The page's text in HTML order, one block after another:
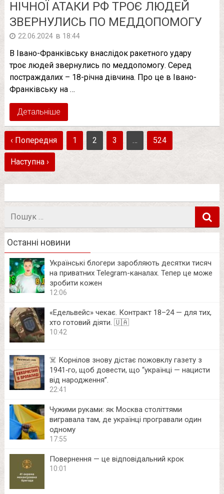
НІЧНОЇ АТАКИ РФ ТРОЄ ЛЮДЕЙ
ЗВЕРНУЛИСЬ ПО МЕДДОПОМОГУ
22.06.2024 в 18:44
В Івано-Франківську внаслідок ракетного удару
троє людей звернулись по меддопомогу. Серед
постраждалих – 18-річна дівчина. Про це в Івано-
Франківську на …
Детальніше
‹ Попередня 1 2 3 … 524
Наступна ›
Пошук
Останні новини
Українські блогери заробляють десятки тисяч
на приватних Telegram-каналах. Тепер це може
зробити кожен
12:06
«Едельвейс» чекає. Контракт 18–24 — для тих,
хто готовий діяти. 🇺🇦
10:42
☠️ Корнілов знову дістає пожовклу газету з
1941‑го, щоб довести, що “українці — нацисти
від народження”.
22:41
Чужими руками: як Москва століттями
вигравала там, де українці програвали один
одному
17:55
Повернення — це відповідальний крок
10:01